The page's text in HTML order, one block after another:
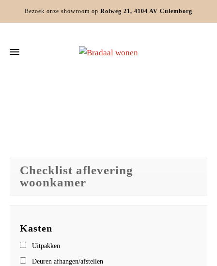
Bezoek onze showroom op Rolweg 21, 4104 AV Culemborg
Checklist aflevering
woonkamer
Kasten
Uitpakken
Deuren afhangen/afstellen